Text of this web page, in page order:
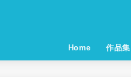
Home 作品集